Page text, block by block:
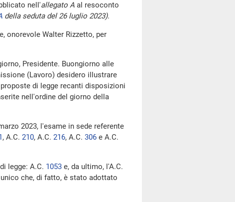
nell'allegato A al resoconto
della seduta del 26 luglio 2023).
onorevole Walter Rizzetto, per
Presidente. Buongiorno alle
(Lavoro) desidero illustrare
di legge recanti disposizioni
nell'ordine del giorno della
2023, l'esame in sede referente
​, A.C. 210​, A.C. 216​, A.C. 306 ​ e A.C.
legge: A.C. 1053 ​ e, da ultimo, l'A.C.
che, di fatto, è stato adottato